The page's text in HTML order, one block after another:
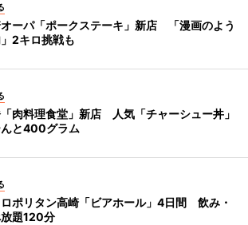
ーパ「ポークステーキ」新店 「漫画のよう
2キロ挑戦も
肉料理食堂」新店 人気「チャーシュー丼」
んと400グラム
ロポリタン高崎「ビアホール」4日間 飲み・
題120分